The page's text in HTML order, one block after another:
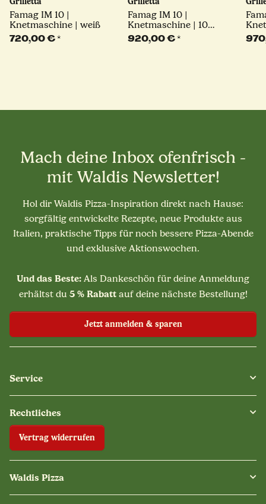
Famag IM 10 |
Knetmaschine | weiß
720,00 €*
Famag IM 10 |
Knetmaschine | 10
Geschwingkeiten |
weiß
920,00 €*
Mach deine Inbox ofenfrisch -
mit Waldis Newsletter!
Hol dir Waldis Pizza-Inspiration direkt nach Hause:
sorgfältig entwickelte Rezepte, neue Produkte aus
Italien, praktische Tipps für noch bessere Pizza-Abende
und exklusive Aktionswochen.
Und das Beste: Als Dankeschön für deine Anmeldung
erhältst du 5 % Rabattauf deine nächste Bestellung!
Jetzt anmelden & sparen
Service
Rechtliches
Vertrag widerrufen
Waldis Pizza